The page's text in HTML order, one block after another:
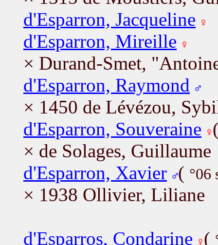
d'Esparron, Jacqueline
d'Esparron, Mireille
× Durand-Smet,
d'Esparron, Raymond
× 1450 de Lévézou,
d'Esparron, Souveraine
× de Solages, Guillaume
d'Esparron, Xavier ( °06
× 1938 Ollivier, Liliane
d'Esparros, Condarine (